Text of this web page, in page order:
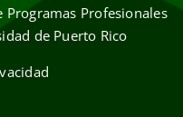
Programas Profesionales
de Puerto Rico